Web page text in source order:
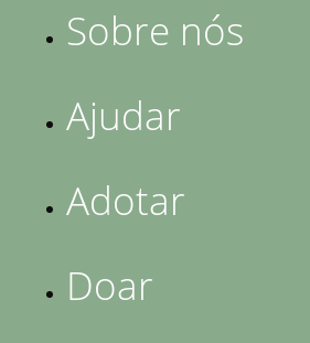
Sobre nós
Ajudar
Adotar
Doar